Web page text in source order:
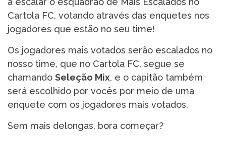
Cartola FC, votando através das enquetes nos
jogadores que estão no seu time!
Os jogadores mais votados serão escalados no
nosso time, que no Cartola FC, segue se
chamando Seleção Mix, e o capitão também
será escolhido por vocês por meio de uma
enquete com os jogadores mais votados.
Sem mais delongas, bora começar?